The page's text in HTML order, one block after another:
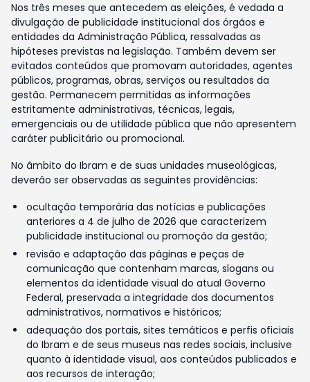
Nos três meses que antecedem as eleições, é vedada a
divulgação de publicidade institucional dos órgãos e
entidades da Administração Pública, ressalvadas as
hipóteses previstas na legislação. Também devem ser
evitados conteúdos que promovam autoridades, agentes
públicos, programas, obras, serviços ou resultados da
gestão. Permanecem permitidas as informações
estritamente administrativas, técnicas, legais,
emergenciais ou de utilidade pública que não apresentem
caráter publicitário ou promocional.
No âmbito do Ibram e de suas unidades museológicas,
deverão ser observadas as seguintes providências:
ocultação temporária das notícias e publicações
anteriores a 4 de julho de 2026 que caracterizem
publicidade institucional ou promoção da gestão;
revisão e adaptação das páginas e peças de
comunicação que contenham marcas, slogans ou
elementos da identidade visual do atual Governo
Federal, preservada a integridade dos documentos
administrativos, normativos e históricos;
adequação dos portais, sites temáticos e perfis oficiais
do Ibram e de seus museus nas redes sociais, inclusive
quanto à identidade visual, aos conteúdos publicados e
aos recursos de interação;